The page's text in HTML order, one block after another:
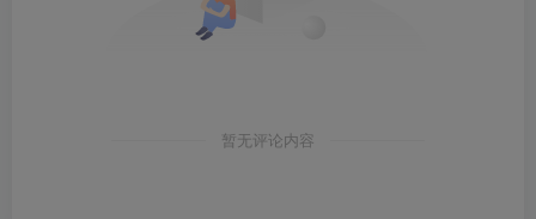
暂无评论内容